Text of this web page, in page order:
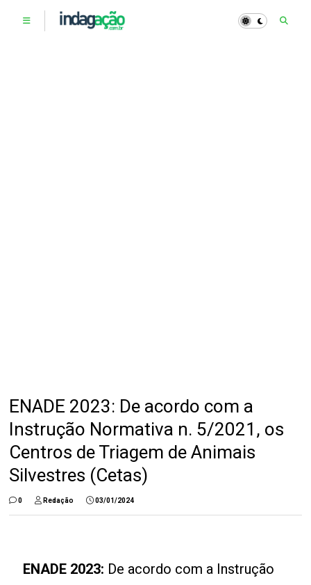
ENADE 2023: De acordo com a
Instrução Normativa n. 5/2021, os
Centros de Triagem de Animais
Silvestres (Cetas)
0 Redação 03/01/2024
ENADE 2023: De acordo com a Instrução